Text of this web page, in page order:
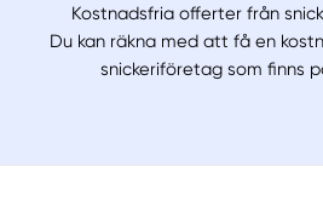
Kostnadsfria offerter från
Du kan räkna med att få en
snickeriföretag som finns